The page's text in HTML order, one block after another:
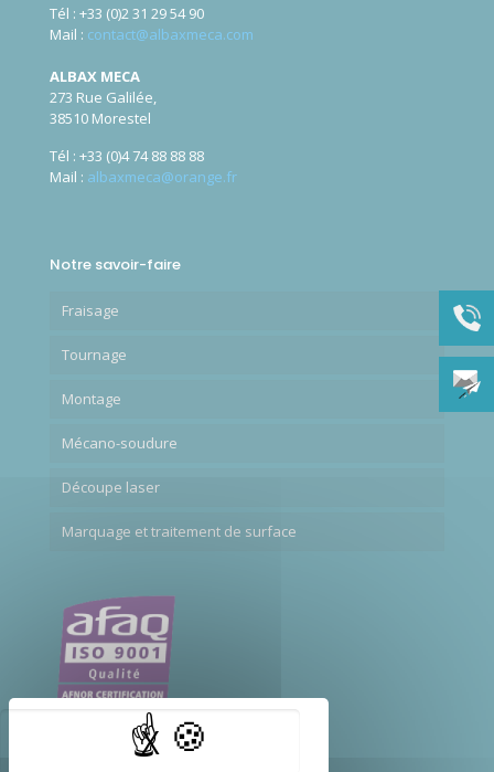
Tél : +33 (0)2 31 29 54 90
Mail : contact@albaxmeca.com
ALBAX MECA
273 Rue Galilée,
38510 Morestel
Tél : +33 (0)4 74 88 88 88
Mail : albaxmeca@orange.fr
Notre savoir-faire
Fraisage
Tournage
Montage
Mécano-soudure
Découpe laser
Marquage et traitement de surface
XMasquer le bandeau